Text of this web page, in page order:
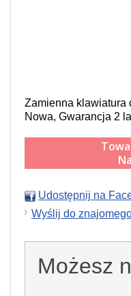
Zamienna klawiatura
Nowa, Gwarancja 2
Udostępnij na
Wyślij do
Możesz